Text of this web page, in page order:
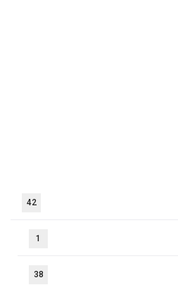
42
1
38